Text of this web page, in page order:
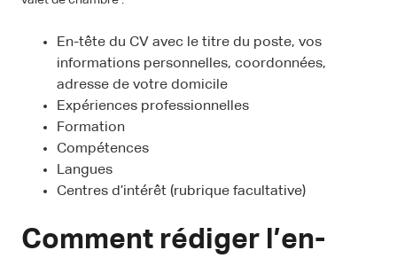
En-tête du CV avec le titre du poste, vos
informations personnelles, coordonnées,
adresse de votre domicile
Expériences professionnelles
Formation
Compétences
Langues
Centres d’intérêt (rubrique facultative)
Comment rédiger l’en-